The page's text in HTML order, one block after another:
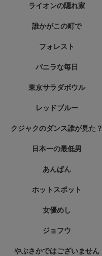
ライオンの隠れ家
誰かがこの町で
フォレスト
バニラな毎日
東京サラダボウル
レッドブルー
クジャクのダンス誰が見た？
日本一の最低男
あんぱん
ホットスポット
女優めし
ジョフウ
やぶさかではございません